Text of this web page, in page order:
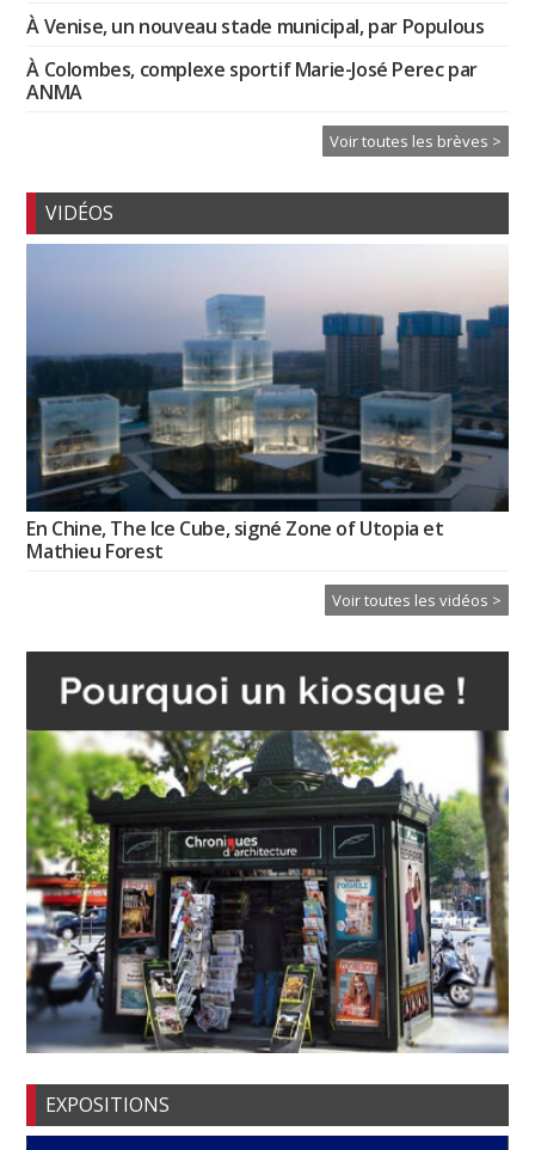
À Venise, un nouveau stade municipal, par Populous
À Colombes, complexe sportif Marie-José Perec par
ANMA
Voir toutes les brèves >
VIDÉOS
En Chine, The Ice Cube, signé Zone of Utopia et
Mathieu Forest
Voir toutes les vidéos >
EXPOSITIONS